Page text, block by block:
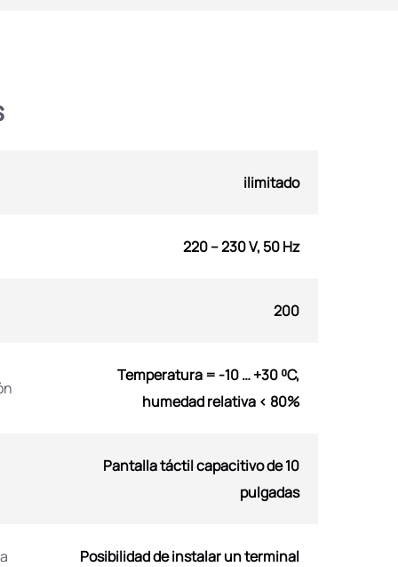
ilimitado
220 – 230 V, 50 Hz
200
Temperatura = -10 … +30 ⁰С,
humedad relativa < 80%
Pantalla táctil capacitivo de 10
pulgadas
Posibilidad de instalar un terminal